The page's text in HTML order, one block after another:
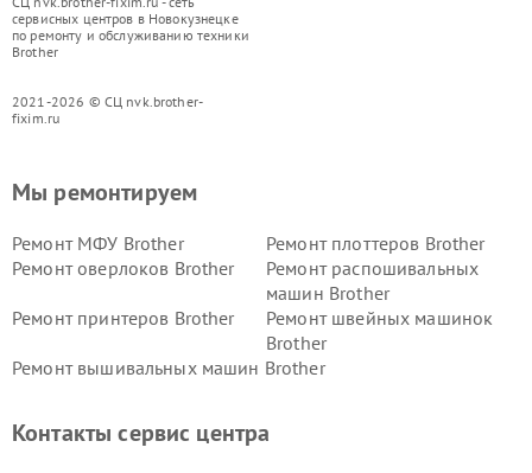
сервисных центров в Новокузнецке
по ремонту и обслуживанию техники
Brother
2021-2026 © СЦ nvk.brother-
fixim.ru
Мы ремонтируем
Ремонт МФУ Brother
Ремонт плоттеров Brother
Ремонт оверлоков Brother
Ремонт распошивальных
машин Brother
Ремонт принтеров Brother
Ремонт швейных машинок
Brother
Ремонт вышивальных машин Brother
Контакты сервис центра